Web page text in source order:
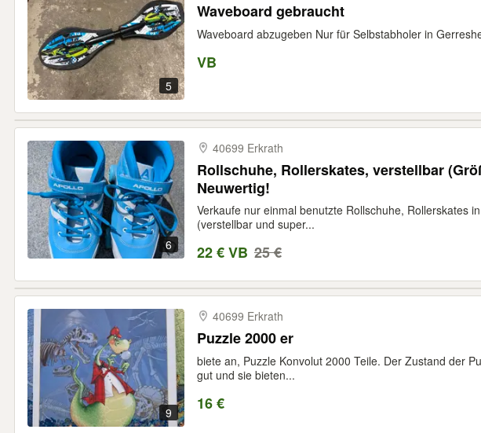
5
Waveboard gebraucht
Waveboard abzugeben Nur für Selbstabholer in
VB
6
40699 Erkrath
Rollschuhe, Rollerskates, verstellbar
Neuwertig!
Verkaufe nur einmal benutzte Rollschuhe, Rollerskates
(verstellbar und super...
22 € VB 25 €
9
40699 Erkrath
Puzzle 2000 er
biete an, Puzzle Konvolut 2000 Teile. Der Zustand der
gut und sie bieten...
16 €